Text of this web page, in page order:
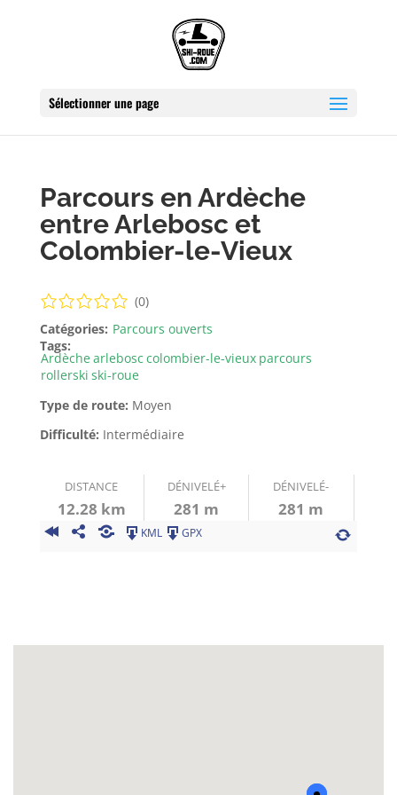
Sélectionner une page
Parcours en Ardèche
entre Arlebosc et
Colombier-le-Vieux
(0)
Catégories: Parcours ouverts
Tags:
Ardèchearlebosc colombier-le-vieux parcours
rollerski ski-roue
Type de route: Moyen
Difficulté: Intermédiaire
DISTANCE
12.28 km
DÉNIVELÉ+
281 m
DÉNIVELÉ-
281 m
KML GPX